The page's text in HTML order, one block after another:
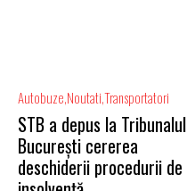
Autobuze NoutatiTransportatori
STB a depus la Tribunalul
București cererea
deschiderii procedurii de